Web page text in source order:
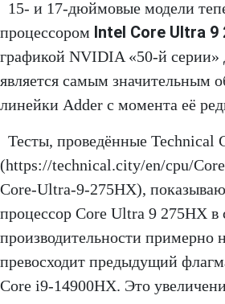
15- и 17-дюймовые модели
процессором Intel Core Ultra 9
графикой NVIDIA «50-й серии»
является самым значительным
линейки Adder с момента её
Тесты, проведённые Technical
(https://technical.city/en/cpu/
Core-Ultra-9-275HX),
процессор Core Ultra 9 275HX в
производительности примерно
превосходит предыдущий
Core i9-14900HX. Это